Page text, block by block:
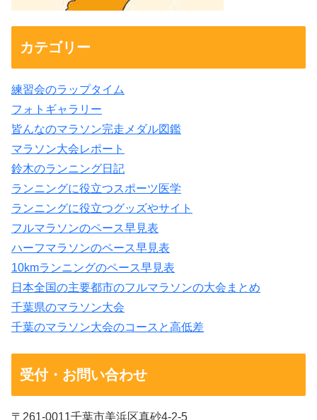
カテゴリー
練習会のラップタイム
フォトギャラリー
皆んなのマラソン完走メダル図鑑
マラソン大会レポート
鈴木のランニング日記
ランニングに役立つスポーツ医学
ランニングに役立つグッズやサイト
フルマラソンのペース早見表
ハーフマラソンのペース早見表
10kmランニングのペース早見表
日本全国の主要都市のフルマラソンの大会まとめ
千葉県のマラソン大会
千葉のマラソン大会のコースと高低差
受付・お問い合わせ
〒261-0011千葉市美浜区真砂4-2-5